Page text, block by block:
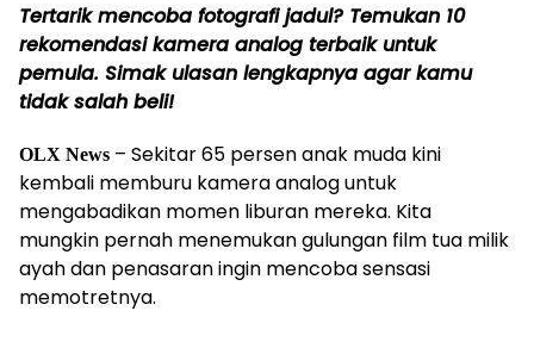
Tertarik mencoba fotografi jadul? Temukan 10
rekomendasi kamera analog terbaik untuk
pemula. Simak ulasan lengkapnya agar kamu
tidak salah beli!
OLX News – Sekitar 65 persen anak muda kini
kembali memburu kamera analog untuk
mengabadikan momen liburan mereka. Kita
mungkin pernah menemukan gulungan film tua milik
ayah dan penasaran ingin mencoba sensasi
memotretnya.